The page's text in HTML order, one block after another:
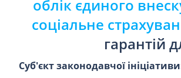
облік єдиного
соціальне
гарантій
Суб'єкт законодавчої